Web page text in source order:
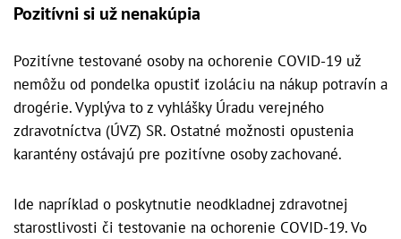
Pozitívni si už nenakúpia
Pozitívne testované osoby na ochorenie COVID-19 už
nemôžu od pondelka opustiť izoláciu na nákup potravín a
drogérie. Vyplýva to z vyhlášky Úradu verejného
zdravotníctva (ÚVZ) SR. Ostatné možnosti opustenia
karantény ostávajú pre pozitívne osoby zachované.
Ide napríklad o poskytnutie neodkladnej zdravotnej
starostlivosti či testovanie na ochorenie COVID-19. Vo